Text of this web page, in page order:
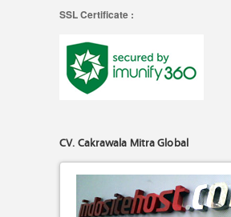
SSL Certificate :
CV. Cakrawala Mitra Global